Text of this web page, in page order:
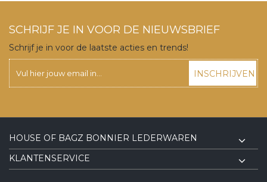
SCHRIJF JE IN VOOR DE NIEUWSBRIEF
Schrijf je in voor de laatste acties en trends!
INSCHRIJVEN
HOUSE OF BAGZ BONNIER LEDERWAREN
KLANTENSERVICE